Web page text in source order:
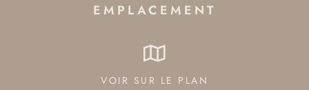
EMPLACEMENT
VOIR SUR LE PLAN